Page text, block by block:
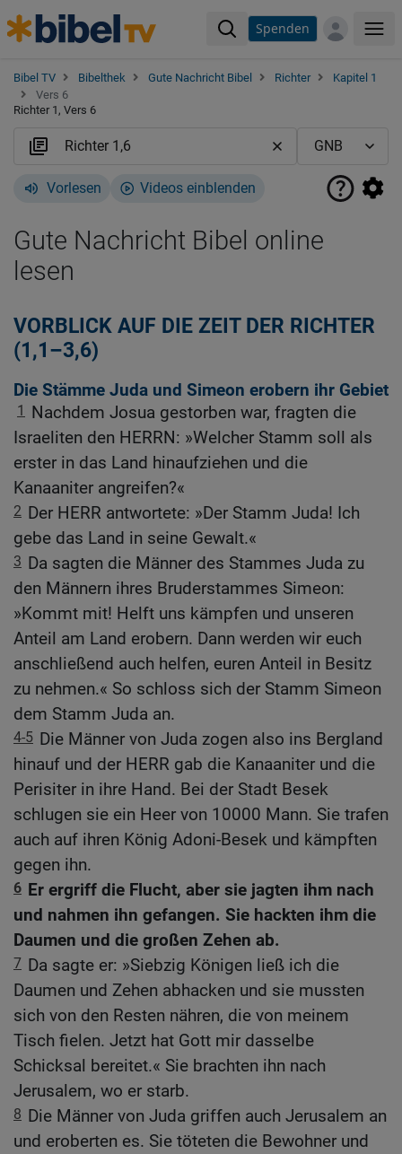
Spenden
Bibel TV Bibelthek Gute Nachricht Bibel Richter
Kapitel 1
Vers 6
Richter 1, Vers 6
Vorlesen Videos einblenden
Gute Nachricht Bibel online
lesen
VORBLICK AUF DIE ZEIT DER RICHTER
(1,1–3,6)
Die Stämme Juda und Simeon erobern ihr Gebiet
1
Nachdem Josua gestorben war, fragten die
Israeliten den HERRN: »Welcher Stamm soll als
erster in das Land hinaufziehen und die
Kanaaniter angreifen?«
2 Der HERR antwortete: »Der Stamm Juda! Ich
gebe das Land in seine Gewalt.«
3 Da sagten die Männer des Stammes Juda zu
den Männern ihres Bruderstammes Simeon:
»Kommt mit! Helft uns kämpfen und unseren
Anteil am Land erobern. Dann werden wir euch
anschließend auch helfen, euren Anteil in Besitz
zu nehmen.« So schloss sich der Stamm Simeon
dem Stamm Juda an.
4-5 Die Männer von Juda zogen also ins Bergland
hinauf und der HERR gab die Kanaaniter und die
Perisiter in ihre Hand. Bei der Stadt Besek
schlugen sie ein Heer von 10000 Mann. Sie trafen
auch auf ihren König Adoni-Besek und kämpften
gegen ihn.
6 Er ergriff die Flucht, aber sie jagten ihm nach
und nahmen ihn gefangen. Sie hackten ihm die
Daumen und die großen Zehen ab.
7 Da sagte er: »Siebzig Königen ließ ich die
Daumen und Zehen abhacken und sie mussten
sich von den Resten nähren, die von meinem
Tisch fielen. Jetzt hat Gott mir dasselbe
Schicksal bereitet.« Sie brachten ihn nach
Jerusalem, wo er starb.
8 Die Männer von Juda griffen auch Jerusalem an
und eroberten es. Sie töteten die Bewohner und